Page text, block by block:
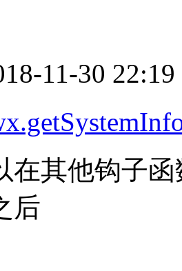
11-30 22:19
在其他钩子
后